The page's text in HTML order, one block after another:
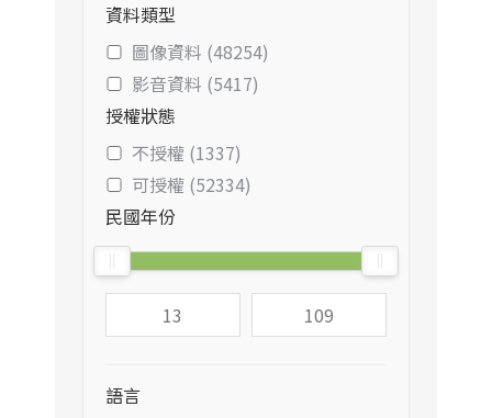
資料類型
圖像資料 (48254)
影音資料 (5417)
授權狀態
不授權 (1337)
可授權 (52334)
民國年份
語言